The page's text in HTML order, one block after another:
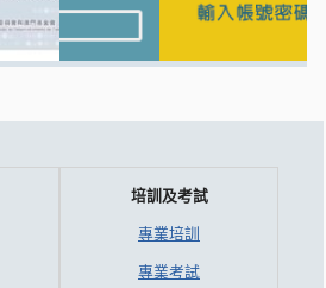
培訓及考試
專業培訓
專業考試